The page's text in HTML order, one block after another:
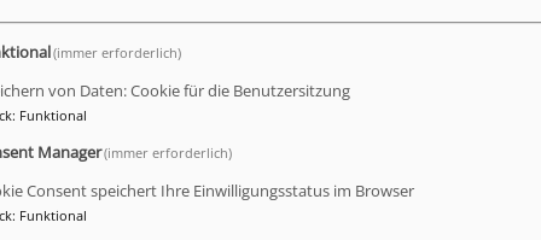
ein Recht auf bestmöglichste Bildung, Liebe und
und Mitgestaltung sowie die Erfüllung von
(immer erforderlich)
von Daten: Cookie für die Benutzersitzung
: Funktional
Manager(immer erforderlich)
Consent speichert Ihre Einwilligungsstatus im Browser
: Funktional